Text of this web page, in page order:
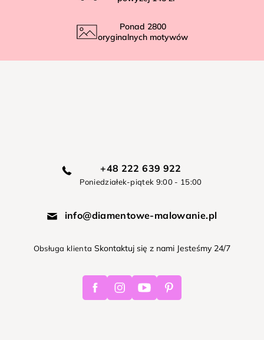
Ponad 2800
oryginalnych motywów
+48 222 639 922
Poniedziałek-piątek 9:00 - 15:00
info@diamentowe-malowanie.pl
Obsługa klienta Skontaktuj się z nami Jesteśmy 24/7
FacebookInstagramYoutube Pinterest